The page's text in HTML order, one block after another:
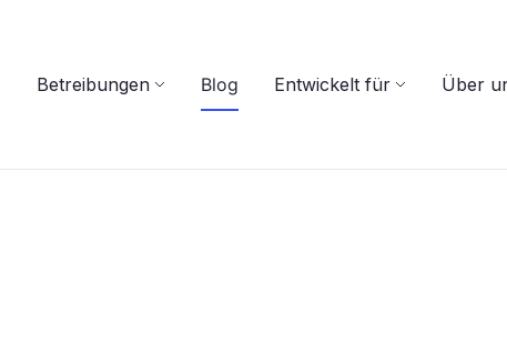
Betreibungen Blog Entwickelt für Über